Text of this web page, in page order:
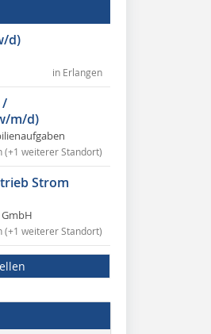
d)
in Erlangen
/
m/d)
(+1 weiterer Standort)
Strom
(+1 weiterer Standort)